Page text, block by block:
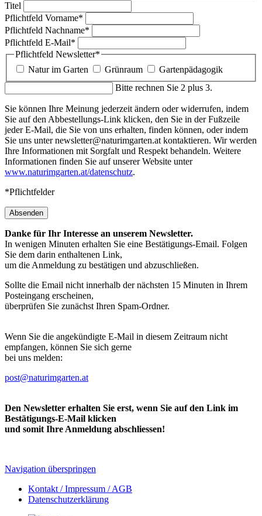
Titel
Pflichtfeld Vorname*
Pflichtfeld Nachname*
Pflichtfeld E-Mail*
Pflichtfeld Newsletter*
Natur im Garten
Grünraum
Gartenpädagogik
Bitte rechnen Sie 2 plus 3.
Sie können Ihre Meinung jederzeit ändern oder widerrufen, indem
Sie auf den Abbestellungs-Link klicken, den Sie in der Fußzeile
jeder E-Mail, die Sie von uns erhalten, finden können, oder indem
Sie uns unter newsletter@naturimgarten.at kontaktieren. Wir werden
Ihre Informationen mit Sorgfalt und Respekt behandeln. Weitere
Informationen finden Sie auf unserer Website unter
www.naturimgarten.at/datenschutz.
*Pflichtfelder
Absenden
Danke für Ihr Interesse an unserem Newsletter.
In wenigen Minuten erhalten Sie eine Bestätigungs-Email. Folgen
Sie dem darin enthaltenen Link,
um die Anmeldung zu bestätigen und abzuschließen.
Sollte die Email nicht innerhalb der nächsten 15 Minuten in Ihrem
Posteingang erscheinen,
überprüfen Sie zunächst Ihren Spam-Ordner.
Wenn Sie die angekündigte E-Mail in diesem Zeitraum nicht
empfangen, können Sie sich gerne
bei uns melden:
post@naturimgarten.at
Den Newsletter erhalten Sie erst, wenn Sie auf den Link im
Bestätigungs-E-Mail klicken
und somit Ihre Anmeldung abschliessen!
Navigation überspringen
Kontakt / Impressum / AGB
Datenschutzerklärung